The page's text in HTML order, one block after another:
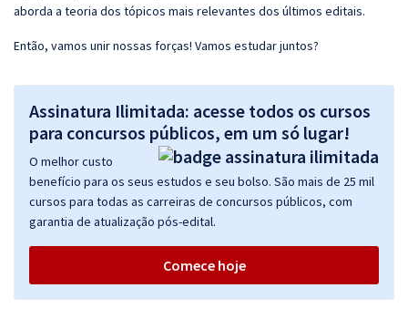
aborda a teoria dos tópicos mais relevantes dos últimos editais.
Então, vamos unir nossas forças! Vamos estudar juntos?
Assinatura Ilimitada: acesse todos os cursos
para concursos públicos, em um só lugar!
O melhor custo
benefício para os seus estudos e seu bolso. São mais de 25 mil
cursos para todas as carreiras de concursos públicos, com
garantia de atualização pós-edital.
Comece hoje